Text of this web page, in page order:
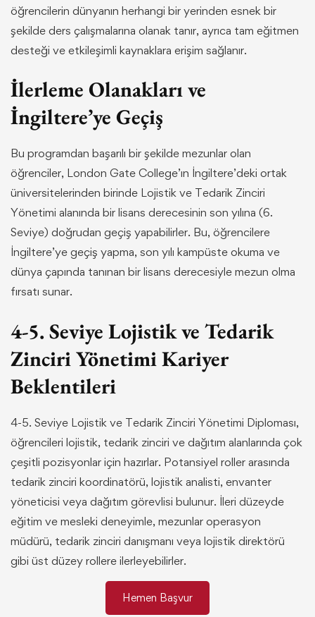
öğrencilerin dünyanın herhangi bir yerinden esnek bir
şekilde ders çalışmalarına olanak tanır, ayrıca tam eğitmen
desteği ve etkileşimli kaynaklara erişim sağlanır.
İlerleme Olanakları ve
İngiltere’ye Geçiş
Bu programdan başarılı bir şekilde mezunlar olan
öğrenciler, London Gate College’ın İngiltere’deki ortak
üniversitelerinden birinde Lojistik ve Tedarik Zinciri
Yönetimi alanında bir lisans derecesinin son yılına (6.
Seviye) doğrudan geçiş yapabilirler. Bu, öğrencilere
İngiltere’ye geçiş yapma, son yılı kampüste okuma ve
dünya çapında tanınan bir lisans derecesiyle mezun olma
fırsatı sunar.
4-5. Seviye Lojistik ve Tedarik
Zinciri Yönetimi Kariyer
Beklentileri
4-5. Seviye Lojistik ve Tedarik Zinciri Yönetimi Diploması,
öğrencileri lojistik, tedarik zinciri ve dağıtım alanlarında çok
çeşitli pozisyonlar için hazırlar. Potansiyel roller arasında
tedarik zinciri koordinatörü, lojistik analisti, envanter
yöneticisi veya dağıtım görevlisi bulunur. İleri düzeyde
eğitim ve mesleki deneyimle, mezunlar operasyon
müdürü, tedarik zinciri danışmanı veya lojistik direktörü
gibi üst düzey rollere ilerleyebilirler.
Hemen Başvur